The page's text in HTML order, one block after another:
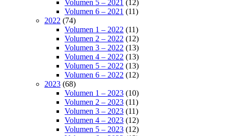
Volumen 5 – 2021 (12)
Volumen 6 – 2021 (11)
2022 (74)
Volumen 1 – 2022 (11)
Volumen 2 – 2022 (12)
Volumen 3 – 2022 (13)
Volumen 4 – 2022 (13)
Volumen 5 – 2022 (13)
Volumen 6 – 2022 (12)
2023 (68)
Volumen 1 – 2023 (10)
Volumen 2 – 2023 (11)
Volumen 3 – 2023 (11)
Volumen 4 – 2023 (12)
Volumen 5 – 2023 (12)